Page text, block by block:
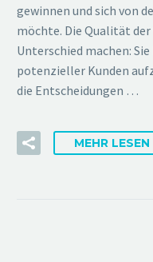
gewinnen und sich von
möchte. Die Qualität
Unterschied machen:
potenzieller Kunden
die Entscheidungen …
MEHR LESEN